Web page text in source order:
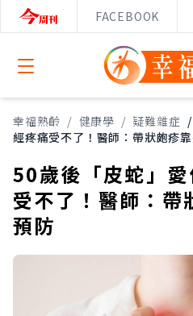
FACEBOOK
Open menu
幸福熟齡 / 健康學 / 疑難雜症 /
經疼痛受不了！醫師：帶狀皰疹
50歲後「皮蛇」
受不了！醫師：帶
預防